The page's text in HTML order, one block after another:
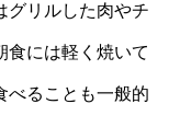
グリルした肉やチ
食には軽く焼いて
べることも一般的